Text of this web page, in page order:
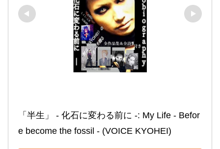
「半生」 ‐ 化石に変わる前に ‐: My Life ‐ Befor
e become the fossil ‐ (VOICE KYOHEI)